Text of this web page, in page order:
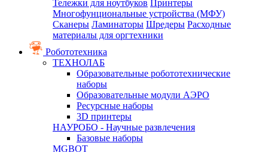
Тележки для ноутбуков Принтеры
Многофунциональные устройства (МФУ)
Сканеры Ламинаторы Шредеры Расходные
материалы для оргтехники
Робототехника
ТЕХНОЛАБ
Образовательные робототехнические
наборы
Образовательные модули АЭРО
Ресурсные наборы
3D принтеры
НАУРОБО - Научные развлечения
Базовые наборы
MGBOT